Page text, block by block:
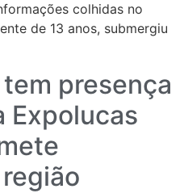
colhidas no
de 13 anos, submergiu
presença
Expolucas